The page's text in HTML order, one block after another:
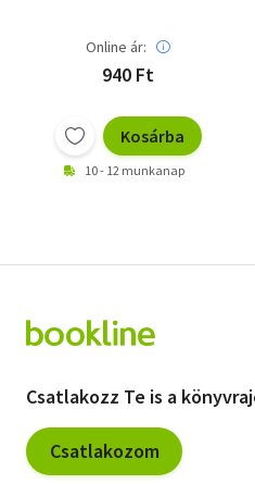
Online ár:
940 Ft
Kosárba
10 - 12 munkanap
Csatlakozz Te is a
Csatlakozom